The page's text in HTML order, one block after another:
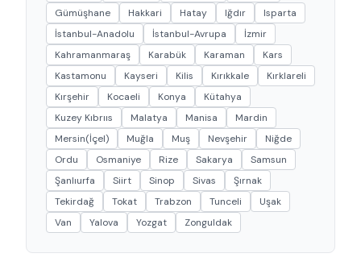
Gümüşhane
Hakkari Hatay Iğdır
Isparta
İstanbul-Anadolu
İstanbul-Avrupa
İzmir
Kahramanmaraş
Karabük Karaman
Kars
Kastamonu
Kayseri Kilis Kırıkkale
Kırklareli
Kırşehir
Kocaeli Konya
Kütahya
Kuzey Kıbrııs
Malatya Manisa
Mardin
Mersin(İçel)
Muğla Muş Nevşehir
Niğde
Ordu
Osmaniye Rize Sakarya
Samsun
Şanlıurfa
Siirt Sinop Sivas
Şırnak
Tekirdağ
Tokat Trabzon Tunceli
Uşak
Van
Yalova Yozgat Zonguldak